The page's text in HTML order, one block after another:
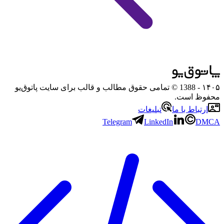
۱۴۰۵
- 1388 © تمامی حقوق مطالب و قالب برای سایت پاتوق‌یو
محفوظ است.
ارتباط با ما
تبلیغات
Telegram
LinkedIn DMCA